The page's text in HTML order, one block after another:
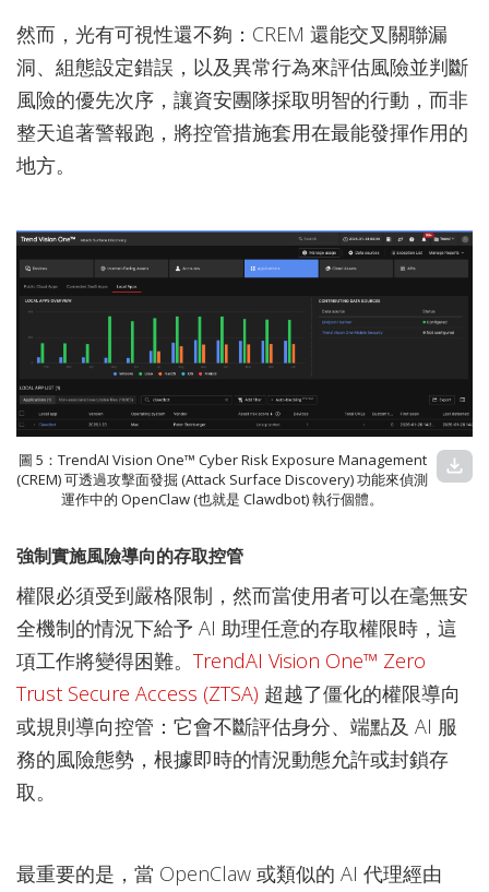
然而，光有可視性還不夠：CREM 還能交叉關聯漏
洞、組態設定錯誤，以及異常行為來評估風險並判斷
風險的優先次序，讓資安團隊採取明智的行動，而非
整天追著警報跑，將控管措施套用在最能發揮作用的
地方。
圖 5：TrendAI Vision One™ Cyber Risk Exposure Management
(CREM) 可透過攻擊面發掘 (Attack Surface Discovery) 功能來偵測
運作中的 OpenClaw (也就是 Clawdbot) 執行個體。
download
強制實施風險導向的存取控管
權限必須受到嚴格限制，然而當使用者可以在毫無安
全機制的情況下給予 AI 助理任意的存取權限時，這
項工作將變得困難。 TrendAI Vision One™ Zero
Trust Secure Access (ZTSA) 超越了僵化的權限導向
或規則導向控管：它會不斷評估身分、端點及 AI 服
務的風險態勢，根據即時的情況動態允許或封鎖存
取。
最重要的是，當 OpenClaw 或類似的 AI 代理經由